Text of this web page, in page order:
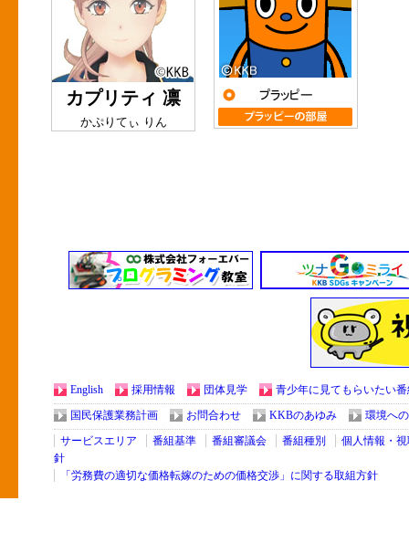
カプリティ 凛
かぷりてぃ りん
English 採用情報 団体見学
青少年に見てもらいたい番
国民保護業務計画
お問合わせ KKBのあゆみ
環境へ
サービスエリア
番組基準 番組審議会 番組種別
個人情報・
針
「労務費の適切な価格転嫁のための価格交渉」に関する取組方針